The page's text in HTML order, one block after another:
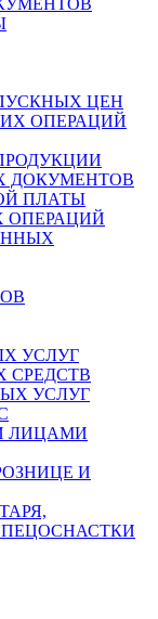
ЦЕН
ОПЕРАЦИЙ
ДОКУМЕНТОВ
ПЛАТЫ
ОПЕРАЦИЙ
УСЛУГ
СРЕДСТВ
УСЛУГ
ЛИЦАМИ
И